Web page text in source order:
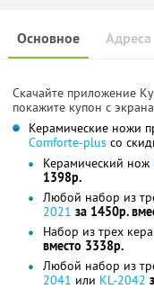
Основное Адреса
Скачайте приложение
покажите купон с
Керамические ножи
Comforte-plus со
Керамический нож
1398р.
Любой набор из
2021 за 1450р.
Набор из трех
вместо 3338р.
Любой набор из
2041 или KL-2042